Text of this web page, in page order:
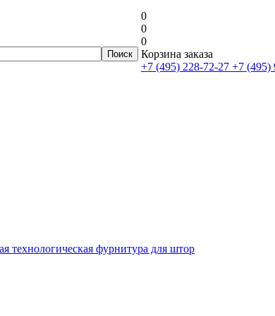
0
0
0
Корзина заказа
+7 (495) 228-72-27 +7 (495)
технологическая фурнитура для штор